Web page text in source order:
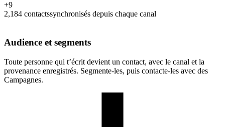
+9
2,184 contactssynchronisés depuis chaque canal
Audience et segments
Toute personne qui t’écrit devient un contact, avec le canal et la
provenance enregistrés. Segmente-les, puis contacte-les avec des
Campagnes.